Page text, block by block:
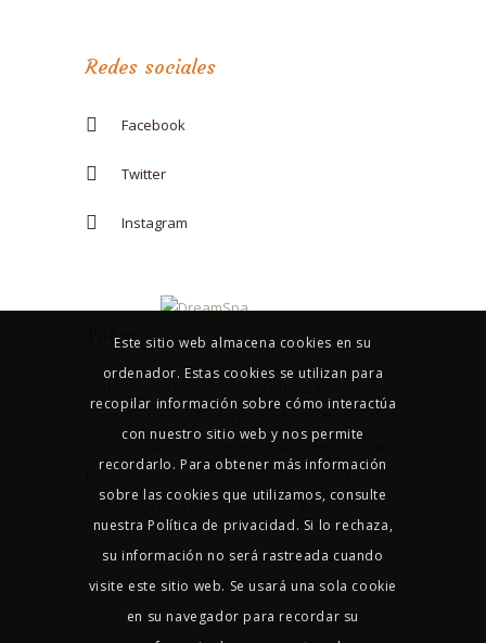
Redes sociales
Facebook
Twitter
Instagram
Sobre
expande y nos convierte en algo hermoso. Sin
embargo, a veces nuestras raíces se enredan
sin saber cómo desenredarnos. Deslíate
Este sitio web almacena cookies en su
ordenador. Estas cookies se utilizan para
recopilar información sobre cómo interactúa
con nuestro sitio web y nos permite
recordarlo. Para obtener más información
sobre las cookies que utilizamos, consulte
nuestra Política de privacidad. Si lo rechaza,
su información no será rastreada cuando
visite este sitio web. Se usará una sola cookie
en su navegador para recordar su